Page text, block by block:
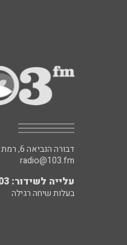
דבורה הנביאה 6, רמת השרון
radio@103.fm
עלייה לשידור: 0552-103-103
בעלות שיחה רגילה